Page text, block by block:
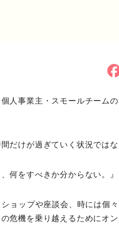
人事業主・スモールチーム
だけが過ぎていく状況ではな
何をすべきか分からない。』
ョップや座談会、時には個
危機を乗り越えるためにオ